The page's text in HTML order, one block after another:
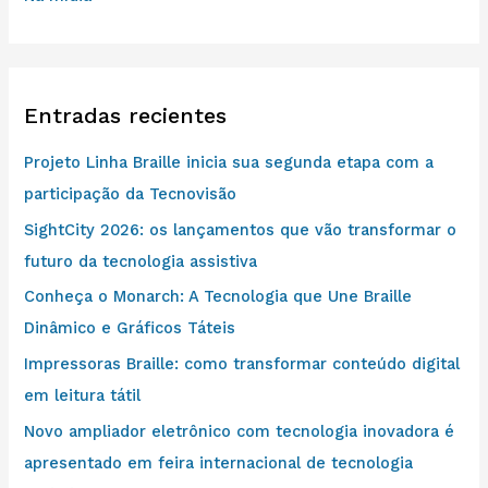
Entradas recientes
Projeto Linha Braille inicia sua segunda etapa com a
participação da Tecnovisão
SightCity 2026: os lançamentos que vão transformar o
futuro da tecnologia assistiva
Conheça o Monarch: A Tecnologia que Une Braille
Dinâmico e Gráficos Táteis
Impressoras Braille: como transformar conteúdo digital
em leitura tátil
Novo ampliador eletrônico com tecnologia inovadora é
apresentado em feira internacional de tecnologia